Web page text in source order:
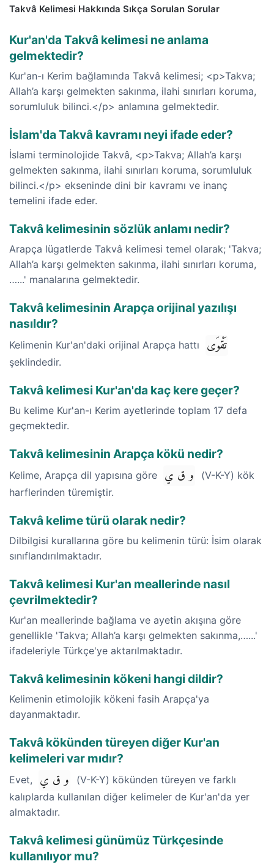
Takvâ Kelimesi Hakkında Sıkça Sorulan Sorular
Kur'an'da Takvâ kelimesi ne anlama
gelmektedir?
Kur'an-ı Kerim bağlamında Takvâ kelimesi; <p>Takva;
Allah’a karşı gelmekten sakınma, ilahi sınırları koruma,
sorumluluk bilinci.</p> anlamına gelmektedir.
İslam'da Takvâ kavramı neyi ifade eder?
İslami terminolojide Takvâ, <p>Takva; Allah’a karşı
gelmekten sakınma, ilahi sınırları koruma, sorumluluk
bilinci.</p> ekseninde dini bir kavramı ve inanç
temelini ifade eder.
Takvâ kelimesinin sözlük anlamı nedir?
Arapça lügatlerde Takvâ kelimesi temel olarak; 'Takva;
Allah’a karşı gelmekten sakınma, ilahi sınırları koruma,
…...' manalarına gelmektedir.
Takvâ kelimesinin Arapça orijinal yazılışı
nasıldır?
Kelimenin Kur'an'daki orijinal Arapça hattı تَقْوَى
şeklindedir.
Takvâ kelimesi Kur'an'da kaç kere geçer?
Bu kelime Kur'an-ı Kerim ayetlerinde toplam 17 defa
geçmektedir.
Takvâ kelimesinin Arapça kökü nedir?
Kelime, Arapça dil yapısına göre و ق ي
(V-K-Y) kök
harflerinden türemiştir.
Takvâ kelime türü olarak nedir?
Dilbilgisi kurallarına göre bu kelimenin türü: İsim olarak
sınıflandırılmaktadır.
Takvâ kelimesi Kur'an meallerinde nasıl
çevrilmektedir?
Kur'an meallerinde bağlama ve ayetin akışına göre
genellikle 'Takva; Allah’a karşı gelmekten sakınma,…...'
ifadeleriyle Türkçe'ye aktarılmaktadır.
Takvâ kelimesinin kökeni hangi dildir?
Kelimenin etimolojik kökeni fasih Arapça'ya
dayanmaktadır.
Takvâ kökünden türeyen diğer Kur'an
kelimeleri var mıdır?
Evet, و ق ي
(V-K-Y) kökünden türeyen ve farklı
kalıplarda kullanılan diğer kelimeler de Kur'an'da yer
almaktadır.
Takvâ kelimesi günümüz Türkçesinde
kullanılıyor mu?